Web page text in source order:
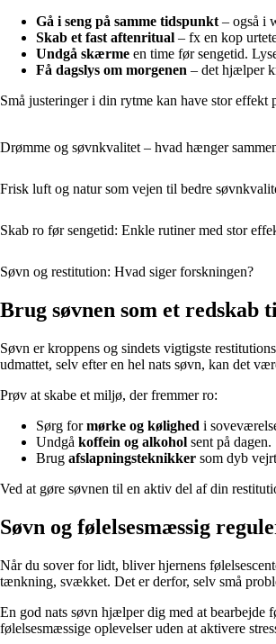
Gå i seng på samme tidspunkt– også i
Skab et fast aftenritual – fx en kop
Undgå skærme en time før sengetid.
Få dagslys om morgenen – det hjælper
Små justeringer i din rytme kan have stor effekt
Drømme og søvnkvalitet – hvad hænger
Frisk luft og natur som vejen til bedre
Skab ro før sengetid: Enkle rutiner med stor
Søvn og restitution: Hvad siger forskningen?
Brug søvnen som et redskab
Søvn er kroppens og sindets vigtigste
udmattet, selv efter en hel nats søvn, kan det
Prøv at skabe et miljø, der fremmer ro:
Sørg formørke og kølighed i
Undgå koffein og alkohol sent på dagen.
Brug afslapningsteknikker som dyb
Ved at gøre søvnen til en aktiv del af din
Søvn og følelsesmæssig
Når du sover for lidt, bliver hjernens
tænkning, svækket. Det er derfor, selv små
En god nats søvn hjælper dig med at bearbejde
følelsesmæssige oplevelser uden at aktivere